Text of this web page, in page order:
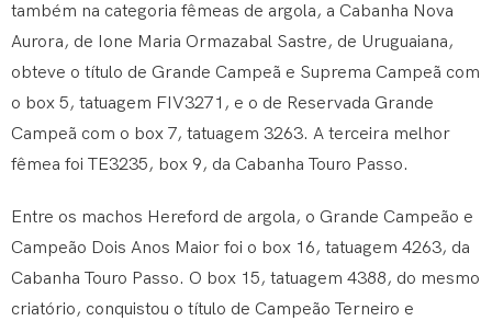
também na categoria fêmeas de argola, a Cabanha Nova
Aurora, de Ione Maria Ormazabal Sastre, de Uruguaiana,
obteve o título de Grande Campeã e Suprema Campeã com
o box 5, tatuagem FIV3271, e o de Reservada Grande
Campeã com o box 7, tatuagem 3263. A terceira melhor
fêmea foi TE3235, box 9, da Cabanha Touro Passo.
Entre os machos Hereford de argola, o Grande Campeão e
Campeão Dois Anos Maior foi o box 16, tatuagem 4263, da
Cabanha Touro Passo. O box 15, tatuagem 4388, do mesmo
criatório, conquistou o título de Campeão Terneiro e